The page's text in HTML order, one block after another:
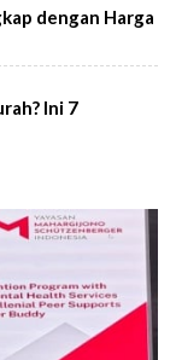
dengan Harga
Ini 7